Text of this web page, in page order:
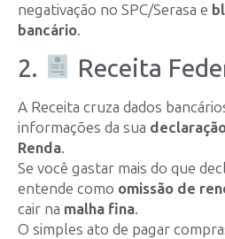
negativação no SPC/Serasa e
bancário.
2. Receita
A Receita cruza dados
informações da sua
Renda.
Se você gastar mais do que
entende como omissão de
cair na malha fina.
O simples ato de pagar